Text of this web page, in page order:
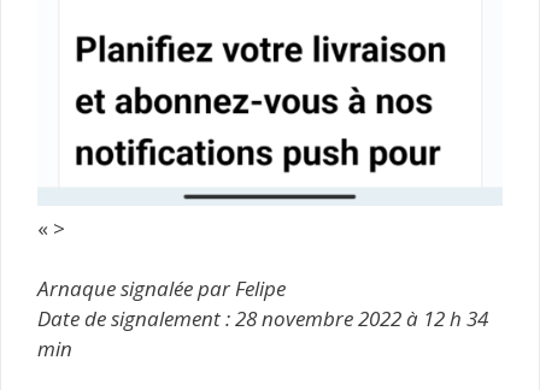
« >
Arnaque signalée par Felipe
Date de signalement : 28 novembre 2022 à 12 h 34
min